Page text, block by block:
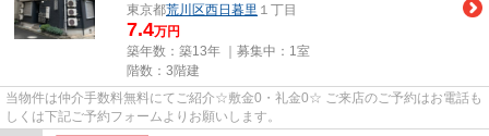
東京都荒川区西日暮里 １丁目
7.4万円
築年数：築13年 ｜募集中： 1室
階数：3階建
当物件は仲介手数料無料にてご紹介☆敷金0・礼金0☆ ご来店のご予約はお電話も
しくは下記ご予約フォームよりお願いします。